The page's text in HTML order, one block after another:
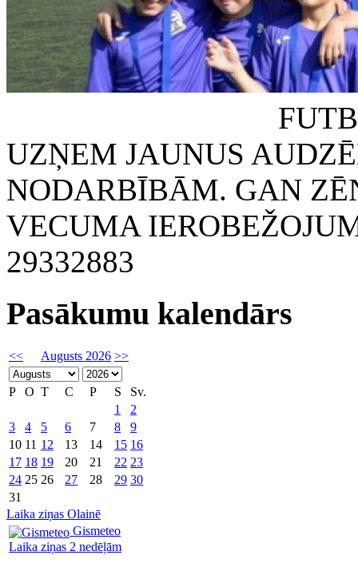
FUTBOLA
UZŅEM JAUNUS
NODARBĪBĀM. GAN
VECUMA
29332883
Pasākumu kalendārs
<< Augusts 2026 >>
P O T C P S
Sv.
1
2
3
4 5 6 7 8
9
10 11 12 13 14 15 16
17 18 19 20 21 22 23
24 25 26 27 28 29 30
31
Laika ziņas Olainē
Gismeteo
Laika ziņas 2 nedēļām